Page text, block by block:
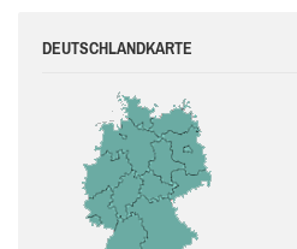
DEUTSCHLANDKARTE